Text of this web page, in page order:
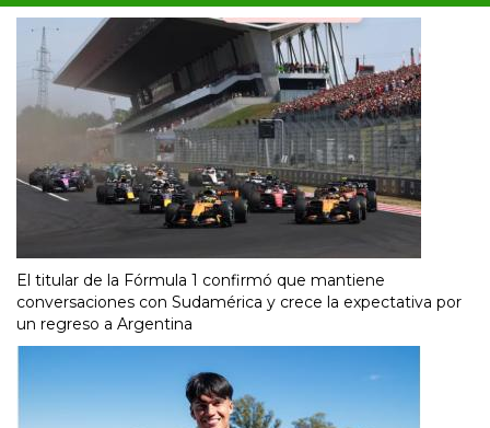
El titular de la Fórmula 1 confirmó que mantiene
conversaciones con Sudamérica y crece la expectativa por
un regreso a Argentina